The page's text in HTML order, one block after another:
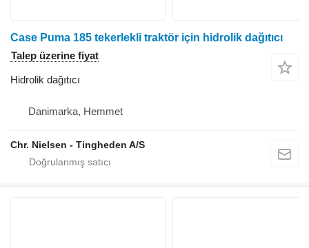
Case Puma 185 tekerlekli traktör için hidrolik dağıtıcı
Talep üzerine fiyat
Hidrolik dağıtıcı
Danimarka, Hemmet
Chr. Nielsen - Tingheden A/S